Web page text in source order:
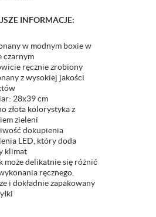
INFORMACJE:
w modnym boxie w
czarnym
ręcznie zrobiony
z wysokiej jakości
28x39 cm
złota kolorystyka z
zieleni
dokupienia
LED, który doda
klimat
delikatnie się różnić
ręcznego,
i dokładnie zapakowany